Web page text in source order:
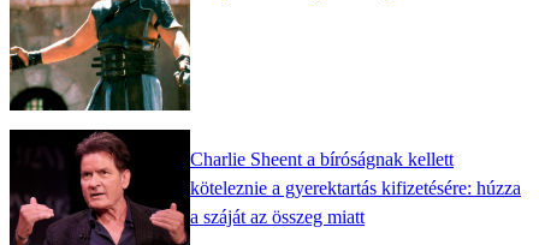
Charlie Sheent a bíróságnak kellett
köteleznie a gyerektartás kifizetésére: húzza
a száját az összeg miatt